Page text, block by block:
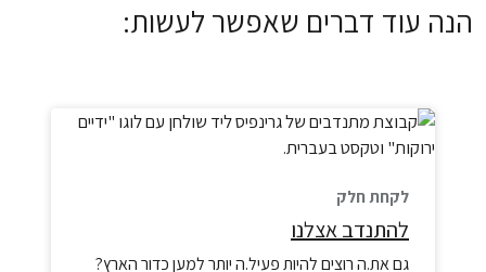
הנה עוד דברים שאפשר לעשות:
לקחת חלק
להתנדב אצלנו
גם את.ה רוצים להיות פעיל.ה יותר למען כדור הארץ?